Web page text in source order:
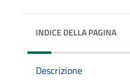
INDICE DELLA PAGINA
Descrizione